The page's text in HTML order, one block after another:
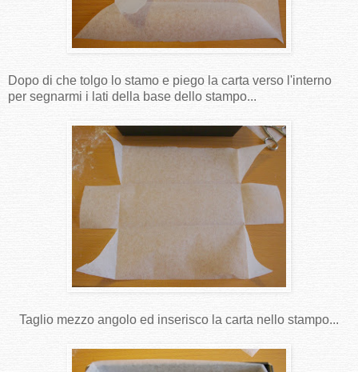
Dopo di che tolgo lo stamo e piego la carta verso l'interno
per segnarmi i lati della base dello stampo...
Taglio mezzo angolo ed inserisco la carta nello stampo...